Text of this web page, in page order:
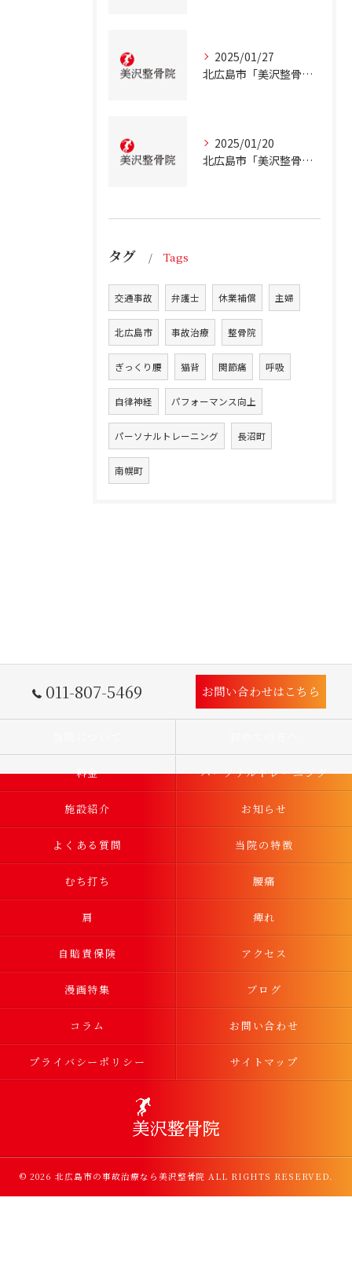
2025/01/27
北広島市「美沢整骨院」が解説！慢性的な低血糖について
2025/01/20
北広島市「美沢整骨院」が解説！テアニンの効果について
タグ Tags
交通事故 弁護士 休業補償 主婦
北広島市 事故治療 整骨院
ぎっくり腰 猫背 関節痛 呼吸
自律神経 パフォーマンス向上
パーソナルトレーニング 長沼町
南幌町
011-807-5469 お問い合わせはこちら
料金 パーソナルトレーニング
施設紹介 お知らせ
よくある質問 当院の特徴
むち打ち 腰痛
肩 痺れ
自賠責保険 アクセス
漫画特集 ブログ
コラム お問い合わせ
プライバシーポリシー サイトマップ
© 2026 北広島市の事故治療なら美沢整骨院 ALL RIGHTS RESERVED.